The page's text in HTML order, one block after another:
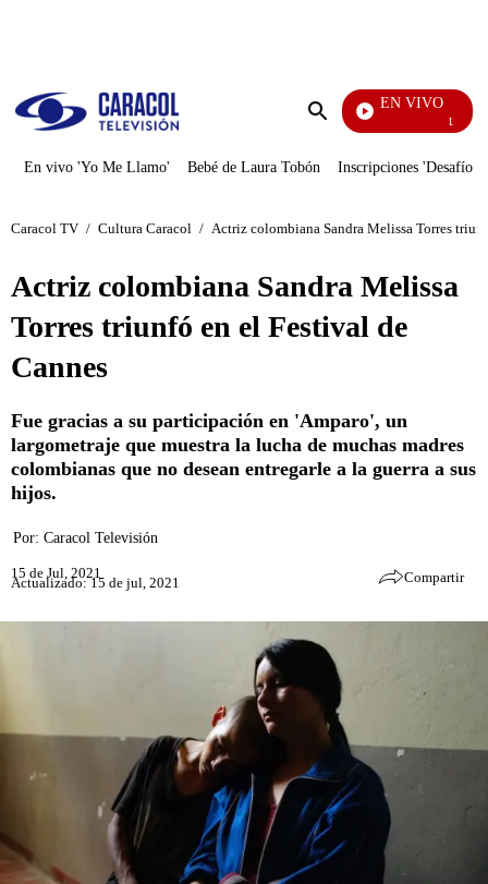
Enviar
EN VIVO
La Finca
En vivo 'Yo Me Llamo' Bebé de Laura Tobón Inscripciones 'Desafío'
Caracol TV / Cultura Caracol / Actriz colombiana Sandra Melissa Torres
Actriz colombiana Sandra Melissa
Torres triunfó en el Festival de
Cannes
Fue gracias a su participación en 'Amparo', un
largometraje que muestra la lucha de muchas madres
colombianas que no desean entregarle a la guerra a sus
hijos.
Por: Caracol Televisión
15 de Jul, 2021
Actualizado: 15 de jul, 2021 Compartir